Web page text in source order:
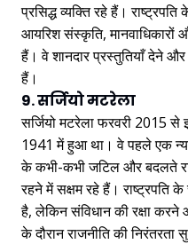
प्रसिद्ध व्यक्ति रहे हैं।
आयरिश संस्कृति, मानवाधिकारों
हैं। वे शानदार प्रस्तुतियाँ देने
हैं।
9. सर्जियो मटरेला
सर्जियो मटरेला फरवरी 2015 से
1941 में हुआ था। वे पहले एक
के कभी-कभी जटिल और बदलते
रहने में सक्षम रहे हैं। राष्ट्रपति
है, लेकिन संविधान की रक्षा
के दौरान राजनीति की निरंतरता